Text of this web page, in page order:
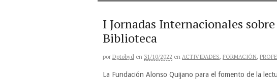
I Jornadas Internacionales
Biblioteca
por Dptobyd en 31/10/2022 en ACTIVIDADES, FORMACIÓN,
La Fundación Alonso Quijano para el fomento de la